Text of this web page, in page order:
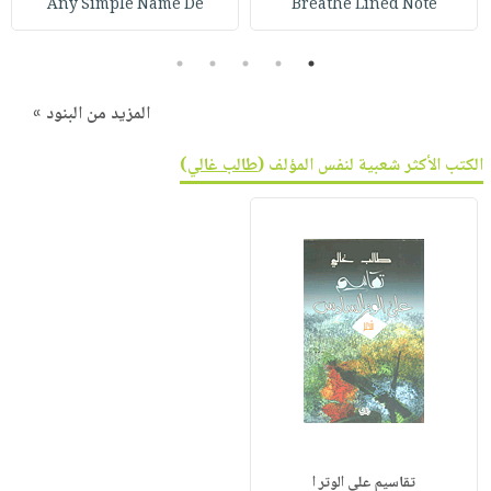
Breathe Lined Note
Any Simple Name De
1
2
3
4
5
المزيد من البنود »
الكتب الأكثر شعبية لنفس المؤلف (طالب غالي)
تقاسيم على الوتر ا